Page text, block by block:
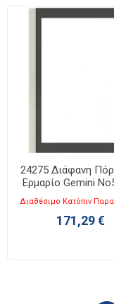
24275 Διάφανη
Ερμαρίο Gemini
Διαθέσιμο Κατόπιν
171,29 €